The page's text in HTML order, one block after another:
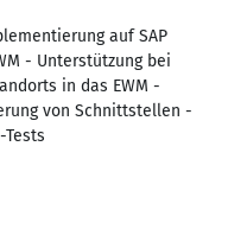
auf SAP
- Unterstützung bei
in das EWM -
von Schnittstellen -